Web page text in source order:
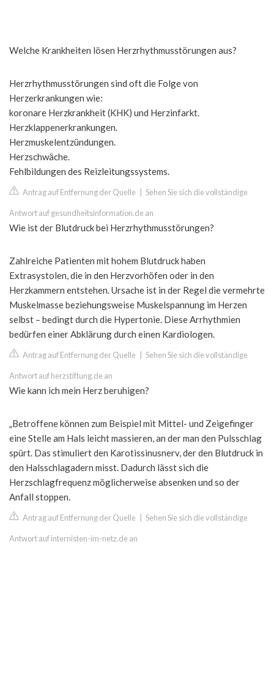
Welche Krankheiten lösen Herzrhythmusstörungen aus?
Herzrhythmusstörungen sind oft die Folge von
Herzerkrankungen wie:
koronare Herzkrankheit (KHK) und Herzinfarkt.
Herzklappenerkrankungen.
Herzmuskelentzündungen.
Herzschwäche.
Fehlbildungen des Reizleitungssystems.
Antrag auf Entfernung der Quelle Sehen Sie sich die vollständige
Antwort auf gesundheitsinformation.de an
Wie ist der Blutdruck bei Herzrhythmusstörungen?
Zahlreiche Patienten mit hohem Blutdruck haben
Extrasystolen, die in den Herzvorhöfen oder in den
Herzkammern entstehen. Ursache ist in der Regel die vermehrte
Muskelmasse beziehungsweise Muskelspannung im Herzen
selbst – bedingt durch die Hypertonie. Diese Arrhythmien
bedürfen einer Abklärung durch einen Kardiologen.
Antrag auf Entfernung der Quelle Sehen Sie sich die vollständige
Antwort auf herzstiftung.de an
Wie kann ich mein Herz beruhigen?
„Betroffene können zum Beispiel mit Mittel- und Zeigefinger
eine Stelle am Hals leicht massieren, an der man den Pulsschlag
spürt. Das stimuliert den Karotissinusnerv, der den Blutdruck in
den Halsschlagadern misst. Dadurch lässt sich die
Herzschlagfrequenz möglicherweise absenken und so der
Anfall stoppen.
Antrag auf Entfernung der Quelle Sehen Sie sich die vollständige
Antwort auf internisten-im-netz.de an